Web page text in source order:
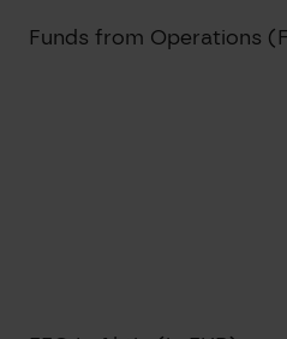
Funds from Operations